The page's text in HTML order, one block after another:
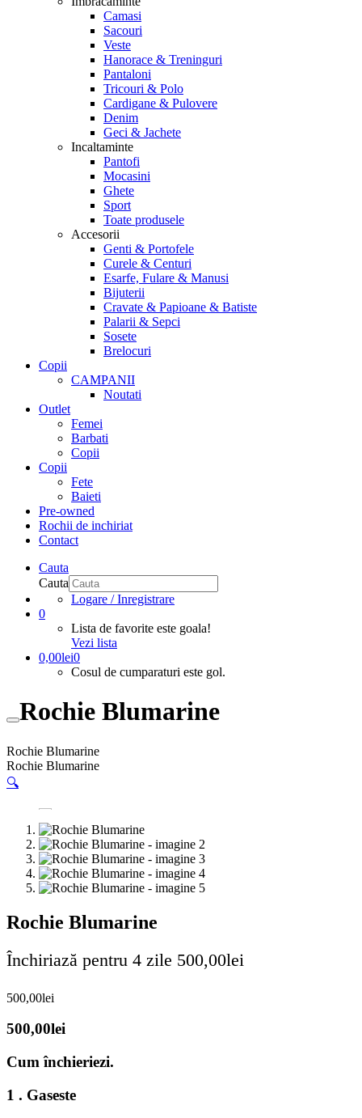
Camasi
Sacouri
Veste
Hanorace & Treninguri
Pantaloni
Tricouri & Polo
Cardigane & Pulovere
Denim
Geci & Jachete
Incaltaminte
Pantofi
Mocasini
Ghete
Sport
Toate produsele
Accesorii
Genti & Portofele
Curele & Centuri
Esarfe, Fulare & Manusi
Bijuterii
Cravate & Papioane & Batiste
Palarii & Sepci
Sosete
Brelocuri
Copii
CAMPANII
Noutati
Outlet
Femei
Barbati
Copii
Copii
Fete
Baieti
Pre-owned
Rochii de inchiriat
Contact
Cauta
Cauta
Logare / Inregistrare
0
Lista de favorite este goala!
Vezi lista
0,00lei0
Cosul de cumparaturi este gol.
Rochie Blumarine
Rochie Blumarine
Rochie Blumarine
🔍
Rochie Blumarine
Închiriază pentru 4 zile 500,00lei
500,00lei
500,00lei
Cum închieriezi.
1 . Gaseste